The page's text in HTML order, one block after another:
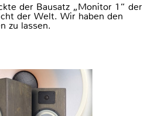
der Bausatz „Monitor 1“ der
der Welt. Wir haben den
zu lassen.